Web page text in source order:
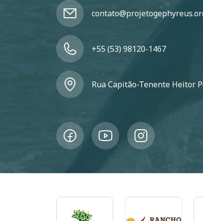
+55 (53) 98120-1467
Rua Capitão-Tenente Heitor
Imagem Imagem